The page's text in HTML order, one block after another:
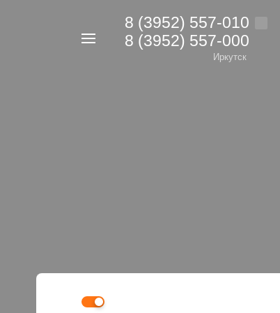
8 (3952) 557-010
8 (3952) 557-000
Иркутск